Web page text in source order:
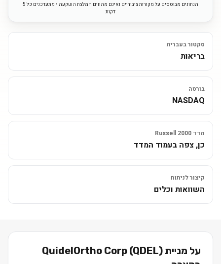
הנתונים מבוססים על מקורות ציבוריים ואינם מהווים המלצת השקעה • מתעדכנים כל 5
דקות
סקטור בעברית
בריאות
בורסה
NASDAQ
מדד Russell 2000
כן, צפה בעמוד המדד
קיצור לניתוח
השוואות וכלים
על מניית QuidelOrtho Corp (QDEL)